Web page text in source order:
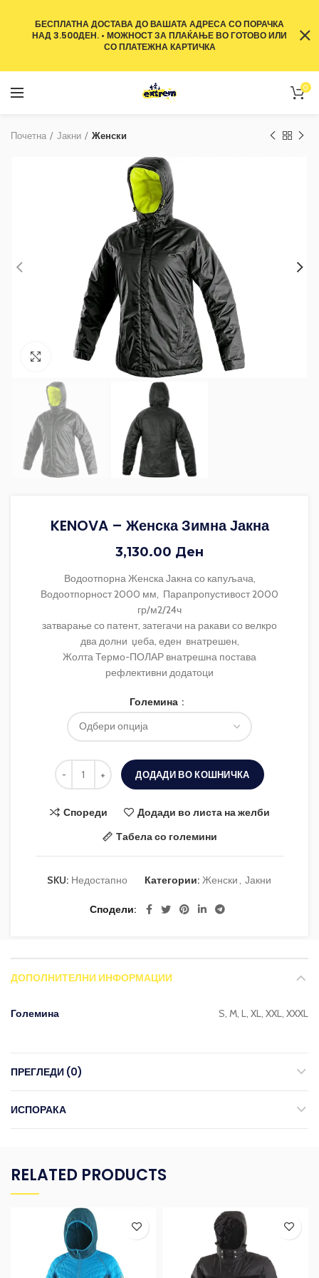
0
Почетна Јакни Женски
Зголеми ја фотографијата
KENOVA – Женска Зимна Јакна
3,130.00 Ден
Водоотпорна Женска Јакна со капуљача,
Водоотпорност 2000 мм, Парапропустивост 2000
гр/м2/24ч
затварање со патент, затегачи на ракави со велкро
два долни џеба, еден внатрешен,
Жолта Термо-ПОЛАР внатрешна постава
рефлективни додатоци
Големина
ДОДАДИ ВО КОШНИЧКА
Спореди
Додади во листа на желби
Табела со големини
SKU: Недостапно Категории: Женски, Јакни
Сподели
ДОПОЛНИТЕЛНИ ИНФОРМАЦИИ
Големина S, M, L, XL, XXL, XXXL
ПРЕГЛЕДИ (0)
ИСПОРАКА
RELATED PRODUCTS
БЕСПЛАТНА ДОСТАВА ДО ВАШАТА АДРЕСА СО ПОРАЧКА
НАД 3.500ДЕН. • МОЖНОСТ ЗА ПЛАЌАЊЕ ВО ГОТОВО ИЛИ
СО ПЛАТЕЖНА КАРТИЧКА